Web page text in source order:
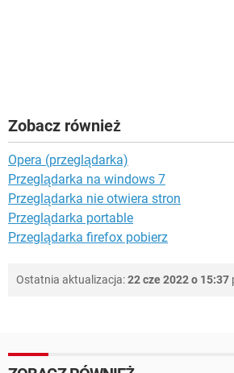
Zobacz również
Opera (przeglądarka)
Przeglądarka na windows 7
Przeglądarka nie otwiera stron
Przeglądarka portable
Przeglądarka firefox pobierz
Ostatnia aktualizacja:22 cze 2022 o 15:37